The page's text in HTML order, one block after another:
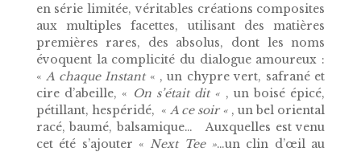
en série limitée, véritables créations composites
aux multiples facettes, utilisant des matières
premières rares, des absolus, dont les noms
évoquent la complicité du dialogue amoureux :
«A chaque Instant « , un chypre vert, safrané et
cire d’abeille, « On s’était dit « , un boisé épicé,
pétillant, hespéridé, « A ce soir « , un bel oriental
racé, baumé, balsamique… Auxquelles est venu
cet été s’ajouter «Next Tee »…un clin d’œil au